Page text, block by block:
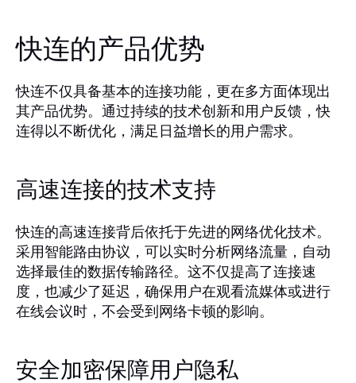
快连的产品优势
快连不仅具备基本的连接功能，更在多方面体现出
其产品优势。通过持续的技术创新和用户反馈，快
连得以不断优化，满足日益增长的用户需求。
高速连接的技术支持
快连的高速连接背后依托于先进的网络优化技术。
采用智能路由协议，可以实时分析网络流量，自动
选择最佳的数据传输路径。这不仅提高了连接速
度，也减少了延迟，确保用户在观看流媒体或进行
在线会议时，不会受到网络卡顿的影响。
安全加密保障用户隐私